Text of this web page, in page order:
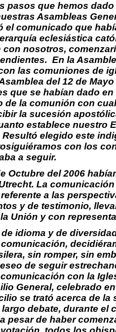
pasos que hemos
Asambleas
el comunicado que
eclesiástica
con nosotros,
En la
las comuniones de
del 12 de
que se habían dado
de la comunión con
la sucesión
establece nuestro
elegido este
con los
a seguir.
Octubre del 2006
La
a las
y de testimonio,
Unión y con
idioma y de
sin romper, sin
de seguir
comunicación con la
General, celebrado
se trató acerca de
debate, durante el
pesar de haber